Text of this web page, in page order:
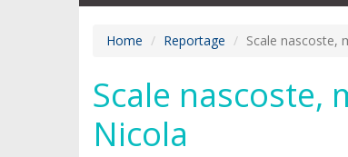
Home Reportage Scale nascoste,
Scale nascoste,
Nicola